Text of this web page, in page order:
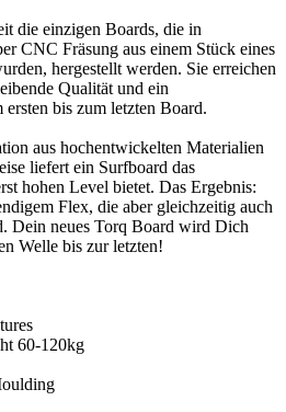
die einzigen Boards, die in
CNC Fräsung aus einem Stück eines
hergestellt werden. Sie erreichen
Qualität und ein
bis zum letzten Board.
aus hochentwickelten Materialien
liefert ein Surfboard das
hohen Level bietet. Das Ergebnis:
Flex, die aber gleichzeitig auch
Dein neues Torq Board wird Dich
Welle bis zur letzten!
60-120kg